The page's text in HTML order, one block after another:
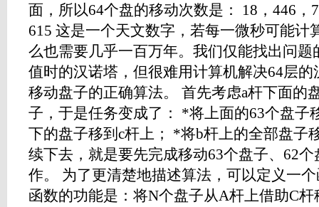
面，所以64个盘的移动次数是： 18，446，
615 这是一个天文数字，若每一微秒可能计
么也需要几乎一百万年。我们仅能找出问
值时的汉诺塔，但很难用计算机解决64层
移动盘子的正确算法。 首先考虑a杆下面的
子，于是任务变成了： *将上面的63个盘子
下的盘子移到c杆上； *将b杆上的全部盘子
续下去，就是要先完成移动63个盘子、62个
作。 为了更清楚地描述算法，可以定义一个
函数的功能是：将N个盘子从A杆上借助C